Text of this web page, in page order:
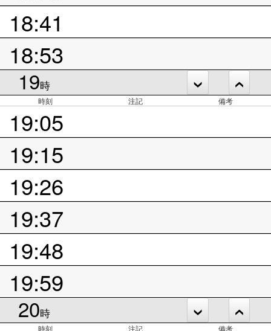
18:41
18:53
19時
時刻 注記 備考
19:05
19:15
19:26
19:37
19:48
19:59
20時
時刻 注記 備考